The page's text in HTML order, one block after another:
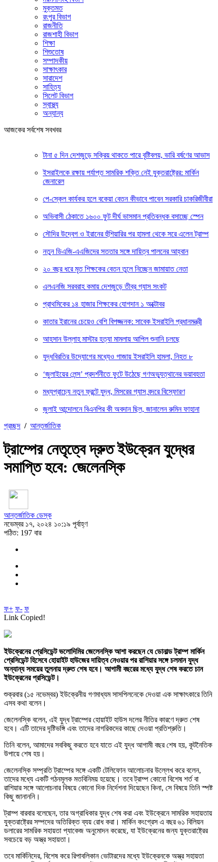
মুক্তমত
রংপুর বিভাগ
রাজনীতি
রাজশাহী বিভাগ
শিক্ষা
শিশুতোষ
সম্পাদকীয়
সাক্ষাৎকার
সারাদেশ
সাহিত্য
সিলেট বিভাগ
স্বাস্থ্য
অন্যান্য
আজকের সর্বশেষ সবখবর
টানা ৫ দিন দেশজুড়ে সক্রিয় থাকতে পারে বৃষ্টিবলয়, ভারি বর্ষণের আভাস
ইসরাইলকে রক্ষায় পর্যাপ্ত সামরিক শক্তি নেই যুক্তরাষ্ট্রের: মার্কিন
জেনারেল
পে-স্কেল কার্যকর হলে বকেয়া বেতন কীভাবে পাবেন সরকারি চাকরিজীবীরা
অভিবাসী ঠেকাতে ১৬০০ ফুট দীর্ঘ ভাসমান প্রতিবন্ধক বসাচ্ছে স্পেন
সৌদির উদ্বেগ ও ইরানের হুঁশিয়ারির পর হামলা থেকে সরে এলেন ট্রাম্প
নতুন ডিএজি-এএজিদের সততার সঙ্গে দায়িত্ব পালনের আহ্বান
২০ বছর ধরে মৃত শিক্ষকের বেতন তুলে নিচ্ছেন জামায়াত নেতা
এলএনজি সরবরাহ কমায় দেশজুড়ে তীব্র গ্যাস সংকট
প্রাথমিকের ১৪ হাজার শিক্ষকের যোগদান ১ অক্টোবর
কাতার ইরানের চেয়েও বেশি বিপজ্জনক: সাবেক ইসরাইলি প্রধানমন্ত্রী
আহসান উল্লাহ মাস্টার হত্যা মামলায় আপিল শুনানি চলছে
যুদ্ধবিরতির উদ্যোগের মধ্যেও গাজায় ইসরাইলি হামলা, নিহত ৮
‘জুলাইয়ের লেন্স’ প্রদর্শনীতে ফুটে উঠেছে গণঅভ্যুত্থানের ভয়াবহতা
মধ্যপ্রাচ্যে নতুন ফ্রন্টে যুদ্ধ, মিসরের গ্যাস বন্দরে বিস্ফোরণ
জুলাই আন্দোলনে বিএনপির কী অবদান ছিল, জানালেন রুমিন ফাহানা
প্রচ্ছদ / আন্তর্জাতিক
ট্রাম্পের নেতৃত্বে দ্রুত ইউক্রেন যুদ্ধের
সমাপ্তি হবে: জেলেনস্কি
আন্তর্জাতিক ডেস্ক
নভেম্বর ১৭, ২০২৪ ১০:১৯ পূর্বাহ্ণ
পঠিত: 197 বার
ফ+ ফ- ফ
Link Copied!
ইউক্রেনের প্রেসিডেন্ট ভলোদিমির জেলেনস্কি আশা করছেন যে ডোনাল্ড ট্রাম্প মার্কিন
প্রেসিডেন্ট হিসেবে হোয়াইট হাউজের দায়িত্ব নেওয়ার পর রাশিয়ার সঙ্গে চলমান যুদ্ধ
অন্যান্য সময়ের তুলনায় দ্রুত শেষ হবে। আগামী বছরের মধ্যে যুদ্ধ শেষ করতে চান
ইউক্রেনের প্রসিডেন্ট।
শুক্রবার (১৫ নভেম্বর) ইউক্রেনীয় গণমাধ্যম সাসপিলনেকে দেওয়া এক সাক্ষাৎকারে তিনি
এসব কথা বলেন।
জেলেনস্কি বলেন, এই যুদ্ধ ট্রাম্পের হোয়াইট হাউস দলের নীতির কারণে দ্রুত শেষ
হবে। এটি তাদের দৃষ্টিভঙ্গি এবং তাদের নাগরিকদের কাছে দেওয়া প্রতিশ্রুতি।
তিনি বলেন, আমাদের সবকিছু করতে হবে যাতে এই যুদ্ধ আগামী বছর শেষ হয়, কূটনৈতিক
উপায়ে শেষ হয়।
জেলেনস্কি সম্প্রতি ট্রাম্পের সঙ্গে একটি টেলিফোন আলোচনার উল্লেখ করে বলেন,
তাদের মধ্যে একটি গঠনমূলক মতবিনিময় হয়েছে। তবে ট্রাম্প কোনো বিশেষ শর্ত বা
রাশিয়ার সঙ্গে আলোচনার বিষয়ে কোনো দিক নির্দেশনা দিয়েছেন কিনা, সে বিষয়ে তিনি স্পষ্ট
কিছু জানাননি।
ট্রাম্প বারবার বলেছেন, তার অগ্রাধিকার যুদ্ধ শেষ করা এবং ইউক্রেনে সামরিক সহায়তায়
যুক্তরাষ্ট্রের সম্পদের অতিরিক্ত ব্যয় রোধ করা। মার্কিন কংগ্রেস এ বছর ৬১ বিলিয়ন
ডলারের সামরিক সহায়তা প্যাকেজ অনুমোদন করেছে, যা ইউক্রেনের জন্য যুক্তরাষ্ট্রের
সবচেয়ে বড় অস্ত্র সহায়তা।
তবে মার্কিনিদের, বিশেষ করে রিপাবলিকান ভোটারদের মধ্যে ইউক্রেনকে অস্ত্র সহায়তা